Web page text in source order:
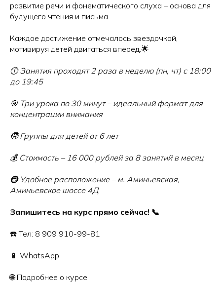
развитие речи и фонематического слуха – основа для
будущего чтения и письма.
Каждое достижение отмечалось звездочкой,
мотивируя детей двигаться вперед.🌟
🕕 Занятия проходят 2 раза в неделю (пн, чт) с 18:00
до 19:45
🎯 Три урока по 30 минут – идеальный формат для
концентрации внимания
🧒 Группы для детей от 6 лет
💰 Стоимость – 16 000 рублей за 8 занятий в месяц
🚇 Удобное расположение – м. Аминьевская,
Аминьевское шоссе 4Д
Запишитесь на курс прямо сейчас! 📞
☎️ Тел: 8 909 910-99-81
📱 WhatsApp
🌐 Подробнее о курсе